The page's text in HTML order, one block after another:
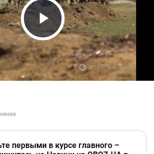
Play Video
первыми в курсе главного –